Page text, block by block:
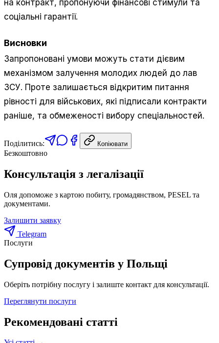
на контракт, пропонуючи фінансові стимули та
соціальні гарантії.
Висновки
Запропоновані умови можуть стати дієвим
механізмом залучення молодих людей до лав
ЗСУ. Проте залишається відкритим питання
рівності для військових, які підписали контракти
раніше, та обмеженості вибору спеціальностей.
Поділитись: Копіювати
Безкоштовно
Консультація з легалізації
Оля допоможе з картою побиту, громадянством, PESEL та
документами.
Залишити заявку
Telegram
Послуги
Супровід документів у Польщі
Оберіть потрібну послугу і залиште контакт для консультації.
Переглянути послуги
Рекомендовані статті